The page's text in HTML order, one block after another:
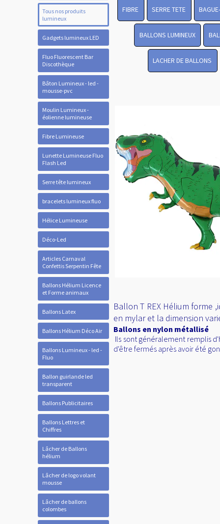
Tous nos produits
lumineux
Gadgets lumineux LED
Fluo Fluorescent Bar
Discothèque
Bâton Lumineux - led -
mousse-pvc
Moulin Lumineux -
éolienne lumineuse
Fibre Lumineuse
Lunette Lumineuse Fluo
Flash Led
Serre tête lumineux
bracelets lumineux fluo
Hélice Lumineuse
Déco-Led
Articles Carnaval
Confettis Serpentin Fête
Ballons Hélium Licence
et Forme animaux
Ballons Latex
Ballons Hélium Déco Air
Ballons Lumineux - led -
Fluo
Ballon guirlande led
transparent
Ballons Publicitaires
Ballons Lettres et
Chiffres
Lâcher de Ballons
hélium
Lâcher de logo volant
mousse
Lâcher de ballons
colombes
FIBRE SERRE TETE
BALLONS LUMINEUX
LACHER DE BALLONS
Ballon T REX Hélium
en mylar et la dimension
Ballons en nylon métallisé
Ils sont généralement remplis
d'être fermés après avoir été